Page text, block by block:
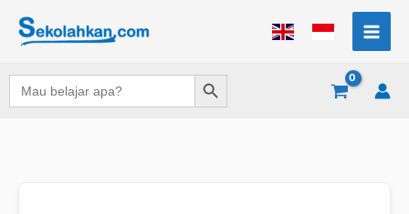
Search
for:
Search Button